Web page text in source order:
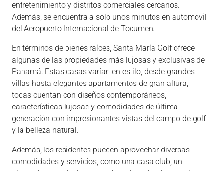
entretenimiento y distritos comerciales cercanos.
Además, se encuentra a solo unos minutos en automóvil
del Aeropuerto Internacional de Tocumen.
En términos de bienes raíces, Santa María Golf ofrece
algunas de las propiedades más lujosas y exclusivas de
Panamá. Estas casas varían en estilo, desde grandes
villas hasta elegantes apartamentos de gran altura,
todas cuentan con diseños contemporáneos,
características lujosas y comodidades de última
generación con impresionantes vistas del campo de golf
y la belleza natural.
Además, los residentes pueden aprovechar diversas
comodidades y servicios, como una casa club, un